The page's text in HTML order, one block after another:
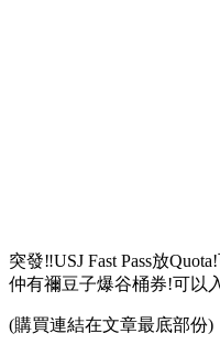
突發‼️USJ Fast Pass放
仲有禰豆子爆谷桶券!可以
(購買連結在文章最底部份)